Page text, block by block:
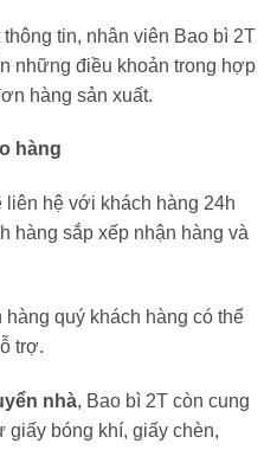
tin, nhân viên Bao bì 2T
những điều khoản trong hợp
hàng sản xuất.
hàng
liên hệ với khách hàng 24h
hàng sắp xếp nhận hàng và
quý khách hàng có thể
trợ.
nhà, Bao bì 2T còn cung
giấy bóng khí, giấy chèn,